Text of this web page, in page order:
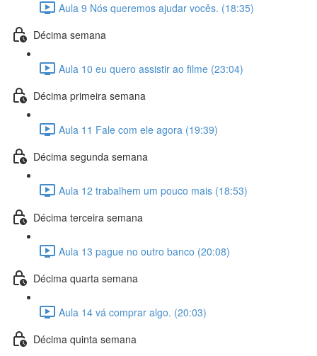
Aula 9 Nós queremos ajudar vocês. (18:35)
Décima semana
Aula 10 eu quero assistir ao filme (23:04)
Décima primeira semana
Aula 11 Fale com ele agora (19:39)
Décima segunda semana
Aula 12 trabalhem um pouco mais (18:53)
Décima terceira semana
Aula 13 pague no outro banco (20:08)
Décima quarta semana
Aula 14 vá comprar algo. (20:03)
Décima quinta semana